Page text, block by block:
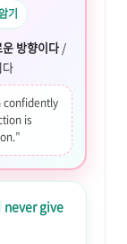
기
방향이다 /
다
confidently
is
never give